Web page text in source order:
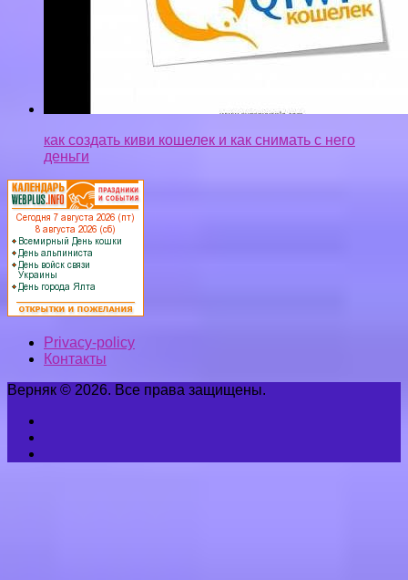
как создать киви кошелек и как снимать с него
деньги
Privacy-policy
Контакты
Верняк © 2026. Все права защищены.